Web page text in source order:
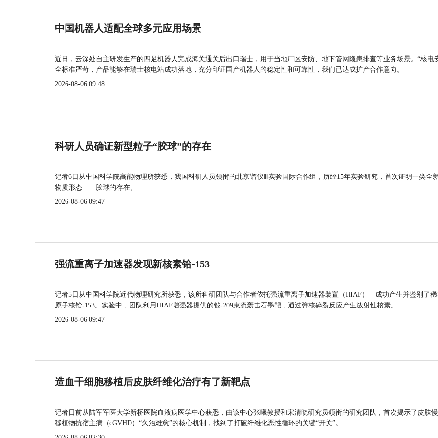
中国机器人适配全球多元应用场景
近日，云深处自主研发生产的四足机器人完成海关通关后出口瑞士，用于当地厂区安防、地下管网隐患排查等业务场景。“核电
全标准严苛，产品能够在瑞士核电站成功落地，充分印证国产机器人的稳定性和可靠性，我们已达成扩产合作意向。
2026-08-06 09:48
科研人员确证新型粒子“胶球”的存在
记者6日从中国科学院高能物理所获悉，我国科研人员领衔的北京谱仪Ⅲ实验国际合作组，历经15年实验研究，首次证明一类全
物质形态——胶球的存在。
2026-08-06 09:47
强流重离子加速器发现新核素铪-153
记者5日从中国科学院近代物理研究所获悉，该所科研团队与合作者依托强流重离子加速器装置（HIAF），成功产生并鉴别了
原子核铪-153。实验中，团队利用HIAF增强器提供的铋-209束流轰击石墨靶，通过弹核碎裂反应产生放射性核素。
2026-08-06 09:47
造血干细胞移植后皮肤纤维化治疗有了新靶点
记者日前从陆军军医大学新桥医院血液病医学中心获悉，由该中心张曦教授和宋清晓研究员领衔的研究团队，首次揭示了皮肤
移植物抗宿主病（cGVHD）“久治难愈”的核心机制，找到了打破纤维化恶性循环的关键“开关”。